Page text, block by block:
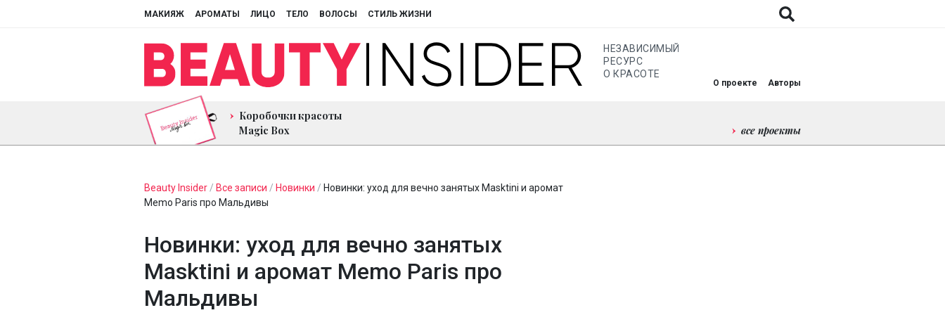
МАКИЯЖ АРОМАТЫ ЛИЦО ТЕЛО ВОЛОСЫ СТИЛЬ ЖИЗНИ
НЕЗАВИСИМЫЙ
РЕСУРС
О КРАСОТЕ
О проекте Авторы
Коробочки красоты
Magic Box
все проекты
Beauty Insider / Все записи / Новинки / Новинки: уход для вечно занятых Masktini и аромат
Memo Paris про Мальдивы
Новинки: уход для вечно занятых
Masktini и аромат Memo Paris про
Мальдивы